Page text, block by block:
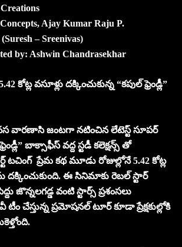
Ajay Kumar Raju P.
– Sreenivas)
by: Ashwin Chandrasekhar
కోట్ల వసూళ్లు దక్కించుకున్న “కపుల్ ఫ్రెండ్లీ”
వారణాసి జంటగా నటించిన లేటెస్ట్ సూపర్
బాక్సాఫీస్ వద్ద స్టడీ కలెక్షన్స్ తో
టచింగ్ ప్రేమ కథ మూడు రోజుల్లోనే 5.42 కోట్ల
దక్కించుకుంది. ఈ సినిమాకు రెబల్ స్టార్
జొన్నలగడ్డ వంటి స్టార్స్ ప్రశంసలు
టీం చేస్తున్న ప్రమోషనల్ టూర్ కూడా ప్రేక్షకుల్లోకి